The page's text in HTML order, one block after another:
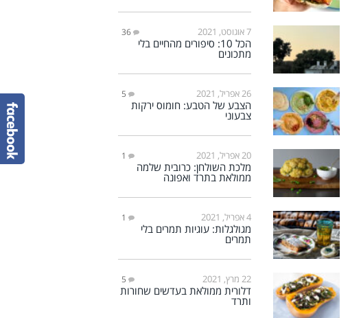
7 אוגוסט, 2021 36
הכל 10: סיפורים מהחיים בלי
מתכונים
26 אפריל, 2021 5
הצבע של הטבע: חומוס ירקות
צבעוני
20 אפריל, 2021 1
מלכת השולחן: כרובית שלמה
ממולאת בתרד ואפונה
4 אפריל, 2021 1
מגולגלות: עוגיות תמרים בלי
תמרים
22 מרץ, 2021 5
דלורית ממולאת בעדשים שחורות
ותרד